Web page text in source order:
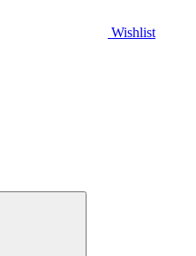
Wishlist